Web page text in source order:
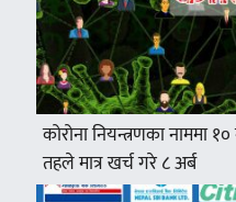
कोरोना नियन्त्रणका नाममा
तहले मात्र खर्च गरे ८ अर्ब